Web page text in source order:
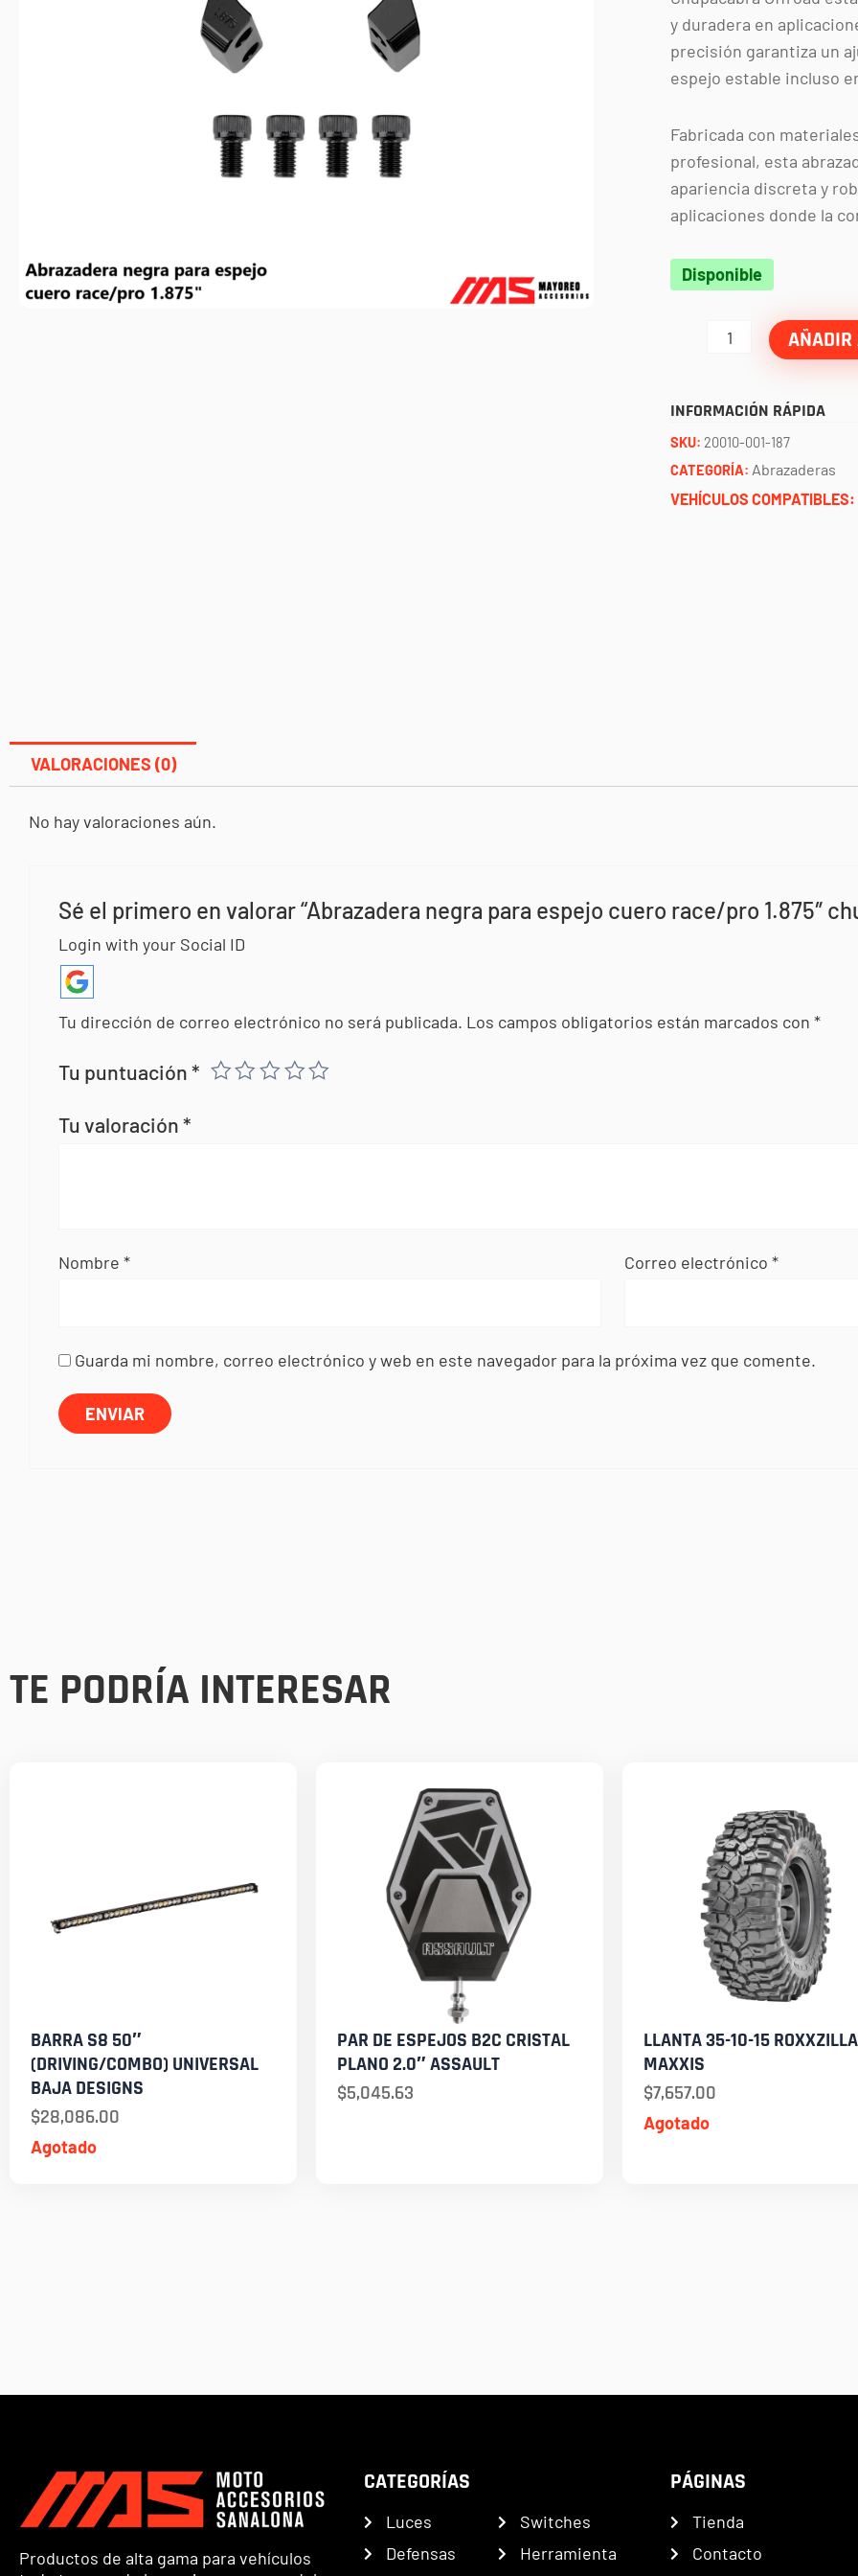
y duradera en
precisión garantiza un
espejo estable incluso
Fabricada con
profesional, esta
apariencia discreta y
aplicaciones donde la
Disponible
Abrazadera
1.875"
chupacabra
AÑADIR
INFORMACIÓN RÁPIDA
SKU: 20010-001-187
CATEGORÍA: Abrazaderas
VEHÍCULOS COMPATIBLES:
VALORACIONES (0)
No hay valoraciones aún.
Sé el primero en valorar “Abrazadera negra para espejo cuero race/pro 1.875″
Login with your Social ID
Tu dirección de correo electrónico no será publicada. Los campos obligatorios están marcados con*
Tu puntuación*
Tu valoración*
Nombre* Correo electrónico *
Guarda mi nombre, correo electrónico y web en este navegador para la próxima vez que comente.
TE PODRÍA INTERESAR
Agotado
BARRA S8 50″
(DRIVING/COMBO) UNIVERSAL
BAJA DESIGNS
$28,086.00
PAR DE ESPEJOS B2C CRISTAL
PLANO 2.0″ ASSAULT
$5,045.63
Agotado
LLANTA 35-10-15 ROXXZILLA
MAXXIS
$7,657.00
Productos de alta gama para vehículos
CATEGORÍAS
Luces
Defensas
Switches
Herramienta
PÁGINAS
Tienda
Contacto